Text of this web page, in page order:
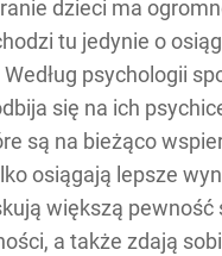
dzieci ma
tu jedynie o
psychologii
się na ich
są na bieżąco
osiągają lepsze
większą pewność
a także zdają